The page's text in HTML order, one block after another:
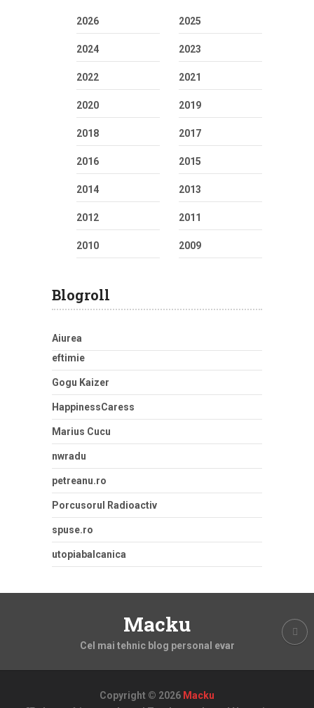
2026 2025
2024 2023
2022 2021
2020 2019
2018 2017
2016 2015
2014 2013
2012 2011
2010 2009
Blogroll
Aiurea
eftimie
Gogu Kaizer
HappinessCaress
Marius Cucu
nwradu
petreanu.ro
Porcusorul Radioactiv
spuse.ro
utopiabalcanica
Macku
Cel mai tehnic blog personal evar
Copyright © 2026 Macku